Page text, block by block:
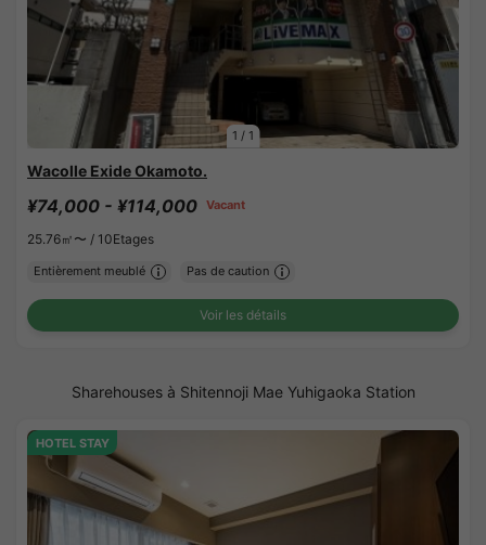
1 / 1
Wacolle Exide Okamoto.
¥74,000 - ¥114,000 Vacant
25.76㎡〜 / 10Etages
Entièrement meublé Pas de caution
Voir les détails
Sharehouses à Shitennoji Mae Yuhigaoka Station
HOTEL STAY